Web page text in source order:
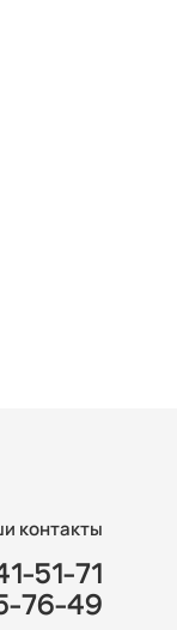
контакты
51-71
76-49